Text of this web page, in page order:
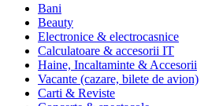
Bani
Beauty
Electronice & electrocasnice
Calculatoare & accesorii IT
Haine, Incaltaminte & Accesorii
Vacante (cazare, bilete de avion)
Carti & Reviste